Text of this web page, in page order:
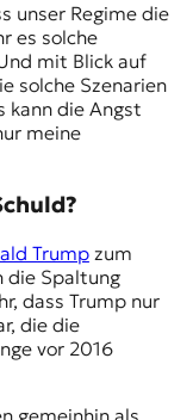
unser Regime die
es solche
mit Blick auf
solche Szenarien
kann die Angst
meine
Trumpzum
die Spaltung
dass Trump nur
die die
vor 2016
gemeinhin als